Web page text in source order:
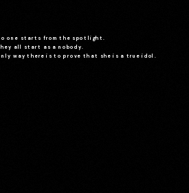
one starts from the spotlight.
all start as a nobody.
way there is to prove that she is a true idol.